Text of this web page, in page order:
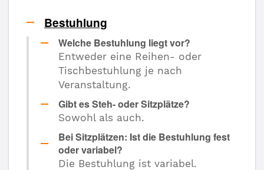
Bestuhlung
Welche Bestuhlung liegt vor?
Entweder eine Reihen- oder
Tischbestuhlung je nach
Veranstaltung.
Gibt es Steh- oder Sitzplätze?
Sowohl als auch.
Bei Sitzplätzen: Ist die Bestuhlung fest
oder variabel?
Die Bestuhlung ist variabel.